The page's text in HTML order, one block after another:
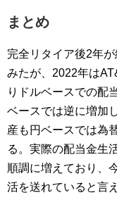
まとめ
完全リタイア後2年
みたが、2022年は
りドルベースでの配
ベースでは逆に増加
産も円ベースでは為
る。実際の配当金生
順調に増えており、
活を送れていると言